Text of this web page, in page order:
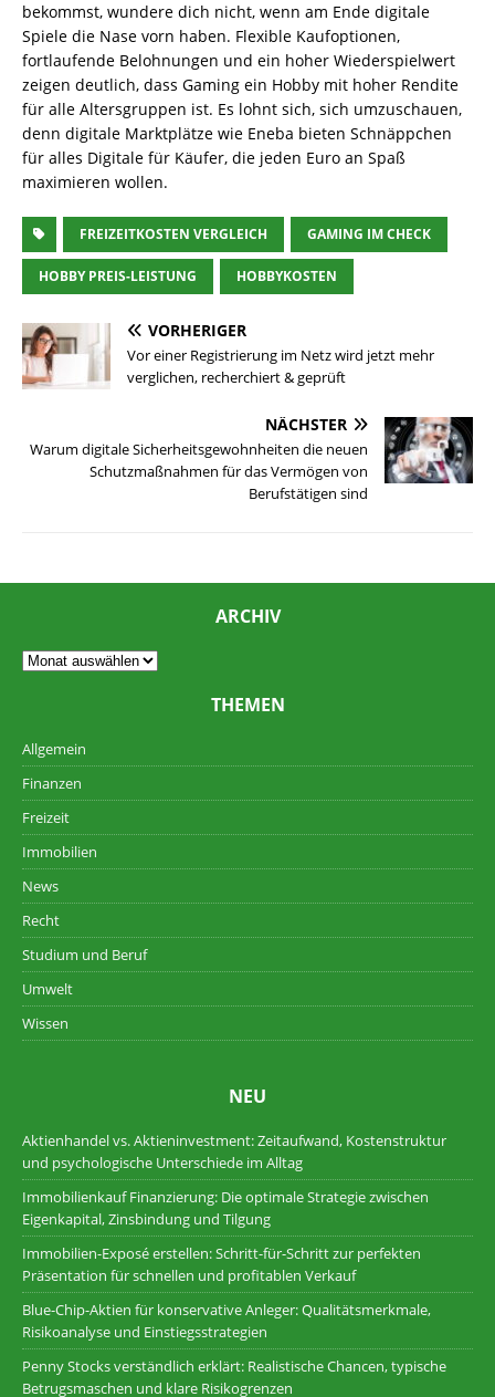
bekommst, wundere dich nicht, wenn am Ende digitale
Spiele die Nase vorn haben. Flexible Kaufoptionen,
fortlaufende Belohnungen und ein hoher Wiederspielwert
zeigen deutlich, dass Gaming ein Hobby mit hoher Rendite
für alle Altersgruppen ist. Es lohnt sich, sich umzuschauen,
denn digitale Marktplätze wie Eneba bieten Schnäppchen
für alles Digitale für Käufer, die jeden Euro an Spaß
maximieren wollen.
FREIZEITKOSTEN VERGLEICH GAMING IM CHECK
HOBBY PREIS-LEISTUNG HOBBYKOSTEN
VORHERIGER
Vor einer Registrierung im Netz wird jetzt mehr
verglichen, recherchiert & geprüft
NÄCHSTER
Warum digitale Sicherheitsgewohnheiten die neuen
Schutzmaßnahmen für das Vermögen von
Berufstätigen sind
ARCHIV
THEMEN
Allgemein
Finanzen
Freizeit
Immobilien
News
Recht
Studium und Beruf
Umwelt
Wissen
NEU
Aktienhandel vs. Aktieninvestment: Zeitaufwand, Kostenstruktur
und psychologische Unterschiede im Alltag
Immobilienkauf Finanzierung: Die optimale Strategie zwischen
Eigenkapital, Zinsbindung und Tilgung
Immobilien-Exposé erstellen: Schritt-für-Schritt zur perfekten
Präsentation für schnellen und profitablen Verkauf
Blue-Chip-Aktien für konservative Anleger: Qualitätsmerkmale,
Risikoanalyse und Einstiegsstrategien
Penny Stocks verständlich erklärt: Realistische Chancen, typische
Betrugsmaschen und klare Risikogrenzen